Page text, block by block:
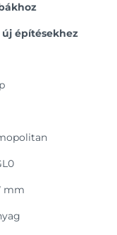
új építésekhez
mm